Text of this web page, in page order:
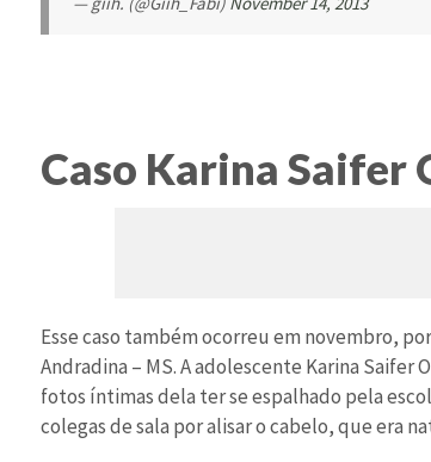
Caso Karina Saifer
Esse caso também ocorreu em novembro,
Andradina – MS. A adolescente Karina
fotos íntimas dela ter se espalhado pela
colegas de sala por alisar o cabelo, que era